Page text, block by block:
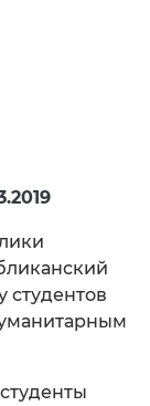
студентов